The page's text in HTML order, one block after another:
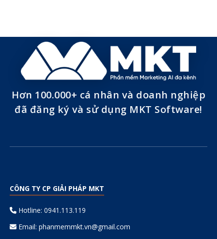
Hơn 100.000+ cá nhân và doanh nghiệp
đã đăng ký và sử dụng MKT Software!
CÔNG TY CP GIẢI PHÁP MKT
Hotline: 0941.113.119
Email: phanmemmkt.vn@gmail.com